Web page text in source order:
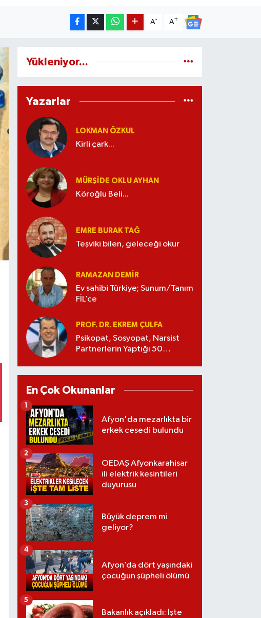
A- A+
Yükleniyor...
Yazarlar
LOKMAN ÖZKUL
Kirli çark...
MÜRŞIDE OKLU AYHAN
Köroğlu Beli...
EMRE BURAK TAĞ
Teşviki bilen, geleceği okur
RAMAZAN DEMİR
Ev sahibi Türkiye; Sunum/Tanım
FİL’ce
PROF. DR. EKREM ÇULFA
Psikopat, Sosyopat, Narsist
Partnerlerin Yaptığı 50
En Çok Okunanlar
Afyon'da mezarlıkta bir
erkek cesedi bulundu
1
OEDAŞ Afyonkarahisar
ili elektrik kesintileri
duyurusu
2
Büyük deprem mi
geliyor?
3
Afyon’da dört yaşındaki
çocuğun şüpheli ölümü
4
Bakanlık açıkladı: İşte
5